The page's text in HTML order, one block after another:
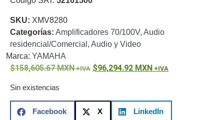
Refacciones
de
VideoTransceptores
de Video
Cables y
Adaptador
a
RCAAudio
SKU: XMV8280
Categorías: Amplificadores 70/100V, Audio
residencial/Comercial , Audio y Video
Marca: YAMAHA
158,605.67MXN 96,294.92 MXN
Sin existencias
Facebook X LinkedIn